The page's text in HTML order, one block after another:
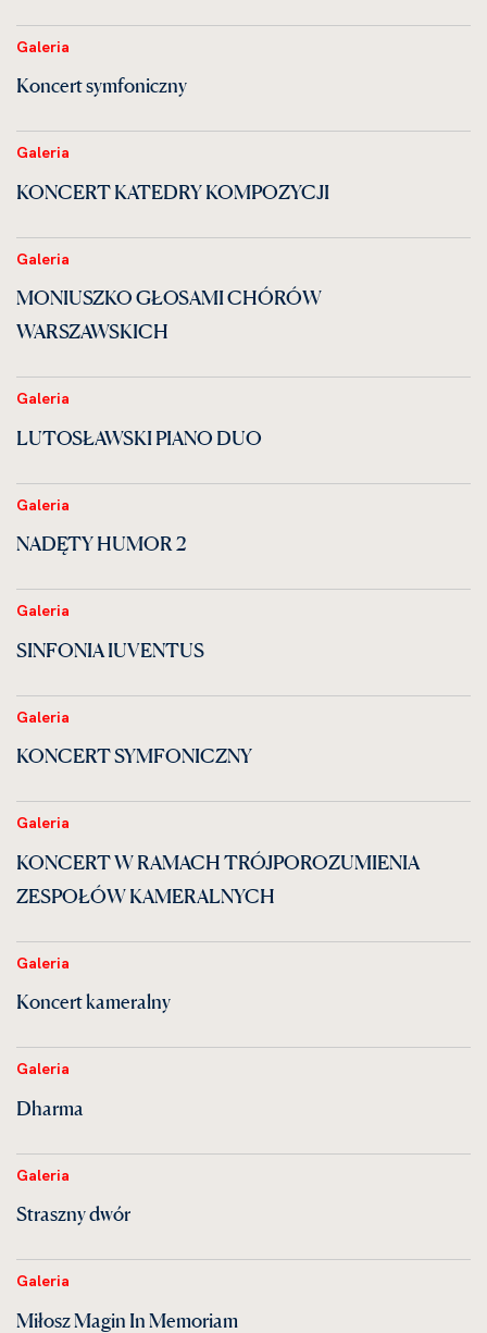
Galeria
Koncert symfoniczny
Galeria
KONCERT KATEDRY KOMPOZYCJI
Galeria
MONIUSZKO GŁOSAMI CHÓRÓW
WARSZAWSKICH
Galeria
LUTOSŁAWSKI PIANO DUO
Galeria
NADĘTY HUMOR 2
Galeria
SINFONIA IUVENTUS
Galeria
KONCERT SYMFONICZNY
Galeria
KONCERT W RAMACH TRÓJPOROZUMIENIA
ZESPOŁÓW KAMERALNYCH
Galeria
Koncert kameralny
Galeria
Dharma
Galeria
Straszny dwór
Galeria
Miłosz Magin In Memoriam